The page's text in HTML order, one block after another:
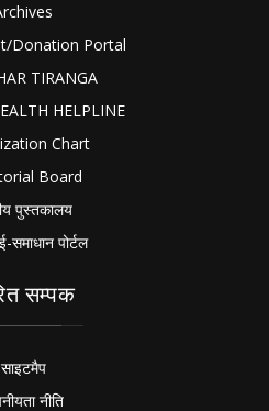
Donation Portal
TIRANGA
HELPLINE
Chart
Board
पुस्तकालय
समाधान पोर्टल
सम्पक
साइटमैप
नीति